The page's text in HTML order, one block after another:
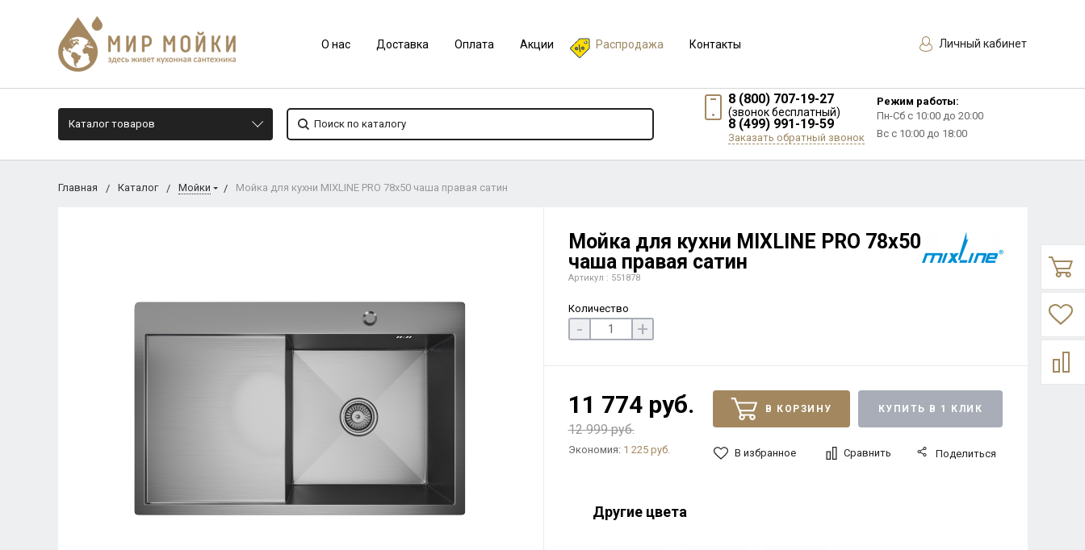
О нас Доставка Оплата Акции Распродажа Контакты Личный кабинет
Каталог товаров
8 (800) 707-19-27
(звонок бесплатный)
8 (499) 991-19-59
Заказать обратный звонок
Режим работы:
Пн-Сб с 10:00 до 20:00
Вс с 10:00 до 18:00
Главная Каталог Мойки Мойка для кухни MIXLINE PRO 78х50 чаша правая сатин
Мойка для кухни MIXLINE PRO 78х50
чаша правая сатин
Артикул : 551878
Количество
- +
11 774 руб.
12 999 руб.
Экономия: 1 225 руб.
В КОРЗИНУ КУПИТЬ В 1 КЛИК
В избранное Сравнить Поделиться
Другие цвета